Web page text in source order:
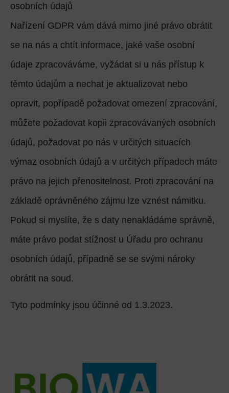
osobních údajů
Nařízení GDPR vám dává mimo jiné právo obrátit
se na nás a chtít informace, jaké vaše osobní
údaje zpracováváme, vyžádat si u nás přístup k
těmto údajům a nechat je aktualizovat nebo
opravit, popřípadě požadovat omezení zpracování,
můžete požadovat kopii zpracovávaných osobních
údajů, požadovat po nás v určitých situacích
výmaz osobních údajů a v určitých případech máte
právo na jejich přenositelnost. Proti zpracování na
základě oprávněného zájmu lze vznést námitku.
Pokud si myslíte, že s daty nenakládáme správně,
máte právo podat stížnost u Úřadu pro ochranu
osobních údajů, případně se se svými nároky
obrátit na soud.
Tyto podmínky jsou účinné od 1.3.2023.